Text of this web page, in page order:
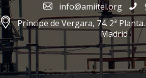
info@amiitel.org
Príncipe de Vergara, 74. 2ª Planta.
Madrid